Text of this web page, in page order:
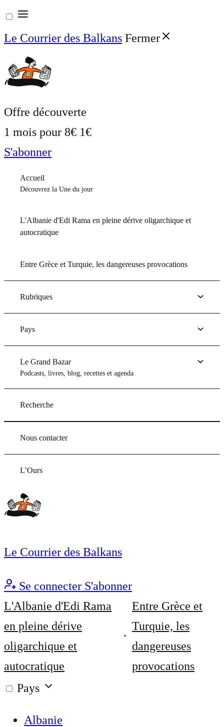
Aller
au
contenu
Le Courrier des Balkans Fermer
Offre découverte
1 mois pour 8€ 1€
S'abonner
Accueil
Découvrez la Une du jour
L'Albanie d'Edi Rama en pleine dérive oligarchique et
autocratique
Entre Grèce et Turquie, les dangereuses provocations
Rubriques
Pays
Le Grand Bazar
Podcasts, livres, blog, recettes et agenda
Recherche
Nous contacter
L’Ours
Le Courrier des Balkans
Se connecter S'abonner
L'Albanie d'Edi Rama
en pleine dérive
oligarchique et
autocratique
Entre Grèce et
Turquie, les
dangereuses
provocations
Pays
Albanie